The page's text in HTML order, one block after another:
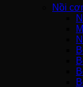
Nồi